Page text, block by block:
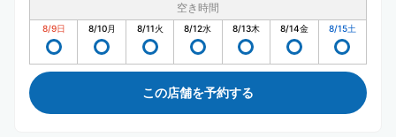
空き時間
8/9日 8/10月 8/11火 8/12水 8/13木 8/14金 8/15土
この店舗を予約する